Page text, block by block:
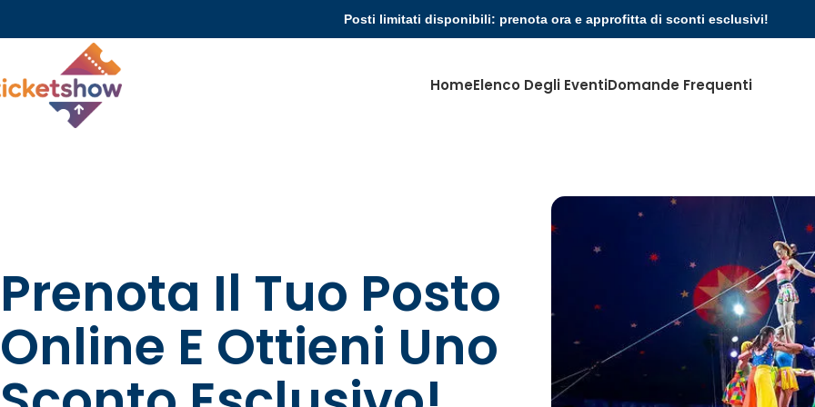
Posti limitati disponibili: prenota ora e approfitta di sconti esclusivi!
HomeElenco Degli EventiDomande Frequenti
Prenota Il Tuo Posto
Online E Ottieni Uno